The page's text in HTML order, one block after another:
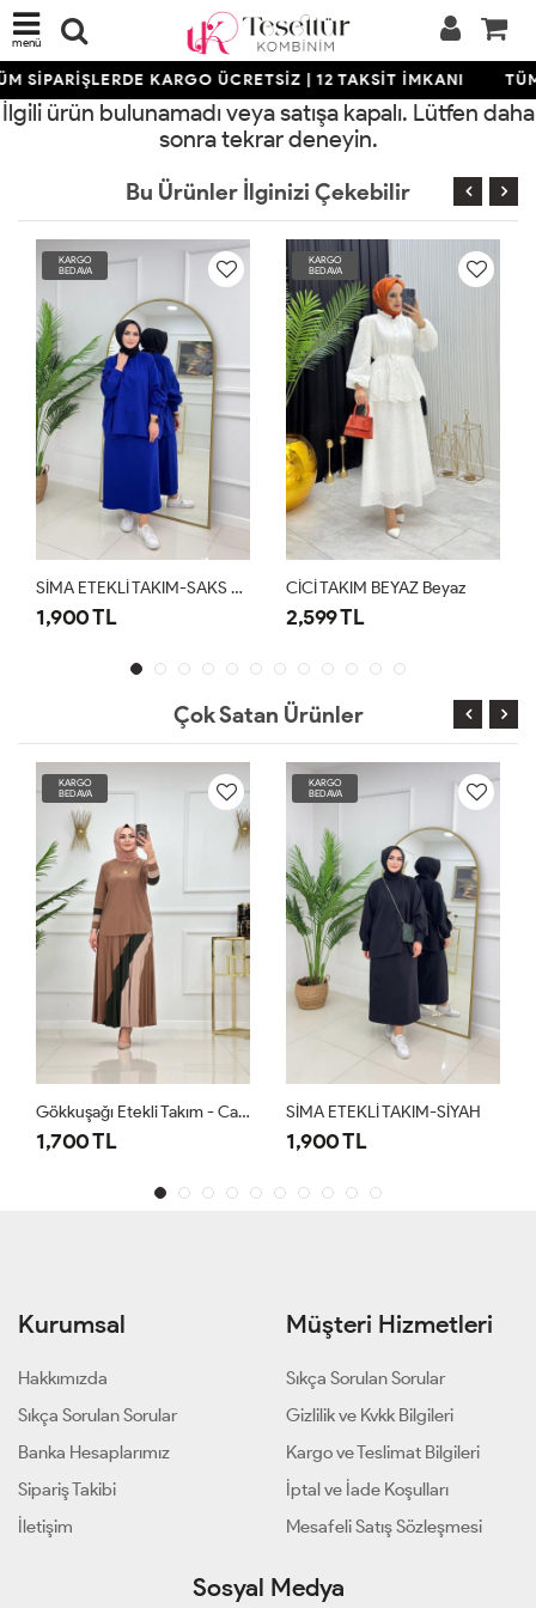
menü
SİPARİŞLERDE KARGO ÜCRETSİZ | 12 TAKSİT İMKANI
İlgili ürün bulunamadı veya satışa kapalı. Lütfen daha
sonra tekrar deneyin.
Bu Ürünler İlginizi Çekebilir
KARGO
BEDAVA
SİMA ETEKLİ TAKIM-SAKS MAVİ
1,900 TL
KARGO
BEDAVA
CİCİ TAKIM BEYAZ Beyaz
2,599 TL
Çok Satan Ürünler
KARGO
BEDAVA
Gökkuşağı Etekli Takım - Camel
1,700 TL
KARGO
BEDAVA
SİMA ETEKLİ TAKIM-SİYAH
1,900 TL
Kurumsal
Hakkımızda
Sıkça Sorulan Sorular
Banka Hesaplarımız
Sipariş Takibi
İletişim
Müşteri Hizmetleri
Sıkça Sorulan Sorular
Gizlilik ve Kvkk Bilgileri
Kargo ve Teslimat Bilgileri
İptal ve İade Koşulları
Mesafeli Satış Sözleşmesi
Sosyal Medya